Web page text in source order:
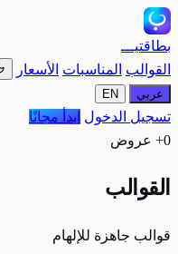
بطاقتيـــ
القوالب المناسبات الأسعار
عربي EN
تسجيل الدخول ابدأ مجانًا
0+ عروض
القوالب
قوالب جاهزة للإلهام